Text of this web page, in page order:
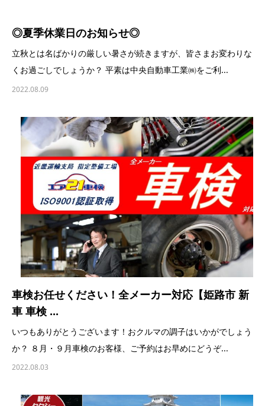
◎夏季休業日のお知らせ◎
立秋とは名ばかりの厳しい暑さが続きますが、皆さまお変わりな
くお過ごしでしょうか？ 平素は中央自動車工業㈱をご利...
2022.08.09
車検お任せください！全メーカー対応【姫路市 新
車 車検 ...
いつもありがとうございます！おクルマの調子はいかがでしょう
か？ ８月・９月車検のお客様、ご予約はお早めにどうぞ...
2022.08.03